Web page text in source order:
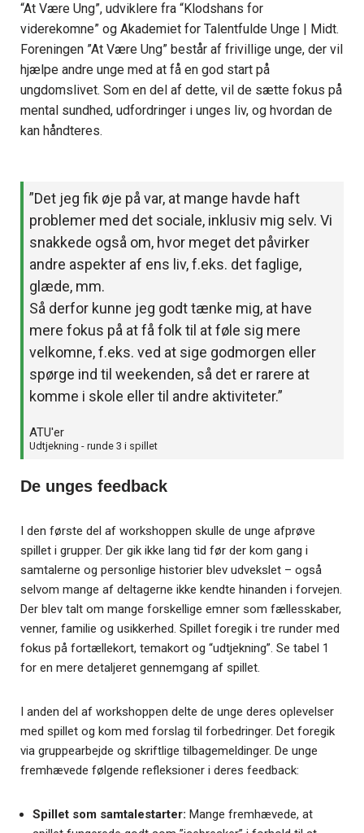
“At Være Ung”, udviklere fra “Klodshans for
viderekomne” og Akademiet for Talentfulde Unge | Midt.
Foreningen ”At Være Ung” består af frivillige unge, der vil
hjælpe andre unge med at få en god start på
ungdomslivet. Som en del af dette, vil de sætte fokus på
mental sundhed, udfordringer i unges liv, og hvordan de
kan håndteres.
”Det jeg fik øje på var, at mange havde haft
problemer med det sociale, inklusiv mig selv. Vi
snakkede også om, hvor meget det påvirker
andre aspekter af ens liv, f.eks. det faglige,
glæde, mm.
Så derfor kunne jeg godt tænke mig, at have
mere fokus på at få folk til at føle sig mere
velkomne, f.eks. ved at sige godmorgen eller
spørge ind til weekenden, så det er rarere at
komme i skole eller til andre aktiviteter.”
ATU'er
Udtjekning - runde 3 i spillet
De unges feedback
I den første del af workshoppen skulle de unge afprøve
spillet i grupper. Der gik ikke lang tid før der kom gang i
samtalerne og personlige historier blev udvekslet – også
selvom mange af deltagerne ikke kendte hinanden i forvejen.
Der blev talt om mange forskellige emner som fællesskaber,
venner, familie og usikkerhed. Spillet foregik i tre runder med
fokus på fortællekort, temakort og “udtjekning”. Se tabel 1
for en mere detaljeret gennemgang af spillet.
I anden del af workshoppen delte de unge deres oplevelser
med spillet og kom med forslag til forbedringer. Det foregik
via gruppearbejde og skriftlige tilbagemeldinger. De unge
fremhævede følgende refleksioner i deres feedback:
Spillet som samtalestarter: Mange fremhævede, at